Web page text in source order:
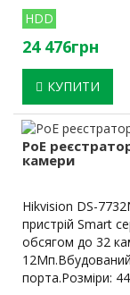
HDD
24 476грн
КУПИТИ
PoE
камери
Hikvision DS-
пристрій Smart
обсягом до 32
порта.Розміри: